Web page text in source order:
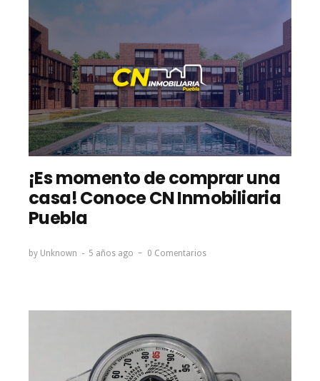
¡Es momento de comprar una
casa! Conoce CN Inmobiliaria
Puebla
by Unknown 5 años ago 0 Comentarios